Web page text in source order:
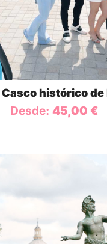
Casco histórico de
Desde: 45,00 €